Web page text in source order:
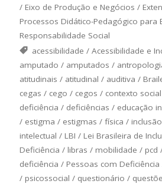
/ Eixo de Produção e Negócios /
Processos Didático-Pedagógico para
Responsabilidade Social
acessibilidade /Acessibilidade e
amputado / amputados /
atitudinais / atitudinal / auditiva /
cegas / cego / cegos / contexto social
deficiência / deficiências / educação
/ estigma / estigmas / física / inclusão
intelectual / LBI / Lei Brasileira de
Deficiência / libras / mobilidade / pcd
deficiência / Pessoas com Deficiência
/ psicossocial / questionário /